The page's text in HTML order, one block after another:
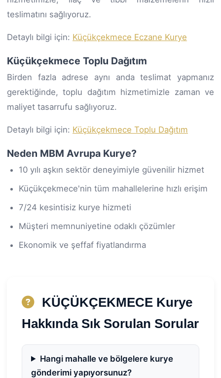
teslimatını sağlıyoruz.
Detaylı bilgi için: Küçükçekmece Eczane Kurye
Küçükçekmece Toplu Dağıtım
Birden fazla adrese aynı anda teslimat yapmanız
gerektiğinde, toplu dağıtım hizmetimizle zaman ve
maliyet tasarrufu sağlıyoruz.
Detaylı bilgi için: Küçükçekmece Toplu Dağıtım
Neden MBM Avrupa Kurye?
10 yılı aşkın sektör deneyimiyle güvenilir hizmet
Küçükçekmece'nin tüm mahallelerine hızlı erişim
7/24 kesintisiz kurye hizmeti
Müşteri memnuniyetine odaklı çözümler
Ekonomik ve şeffaf fiyatlandırma
KÜÇÜKÇEKMECE Kurye
Hakkında Sık Sorulan Sorular
Hangi mahalle ve bölgelere kurye
gönderimi yapıyorsunuz?